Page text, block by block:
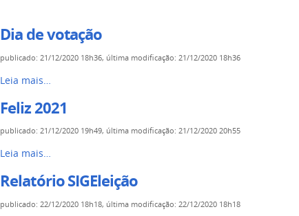
Dia de votação
publicado:21/12/2020 18h36, última modificação:21/12/2020 18h36
Leia mais…
Feliz 2021
publicado:21/12/2020 19h49, última modificação:21/12/2020 20h55
Leia mais…
Relatório SIGEleição
publicado:22/12/2020 18h18, última modificação:22/12/2020 18h18